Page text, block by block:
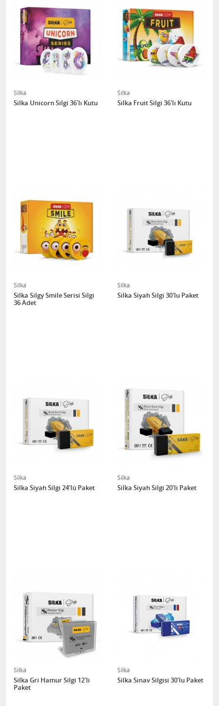
Silka
Silka Unicorn Silgi 36'lı Kutu
Silka
Silka Fruit Silgi 36'lı Kutu
Silka
Silka Silgy Smile Serisi Silgi
36 Adet
Silka
Silka Siyah Silgi 30'lu Paket
Silka
Silka Siyah Silgi 24'lü Paket
Silka
Silka Siyah Silgi 20'li Paket
Silka
Silka Gri Hamur Silgi 12'li
Paket
Silka
Silka Sınav Silgisi 30'lu Paket